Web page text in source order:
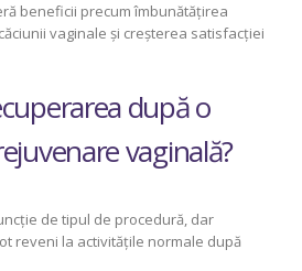
beneficii precum îmbunătățirea
vaginale și creșterea satisfacției
după o
vaginală?
de tipul de procedură, dar
reveni la activitățile normale după